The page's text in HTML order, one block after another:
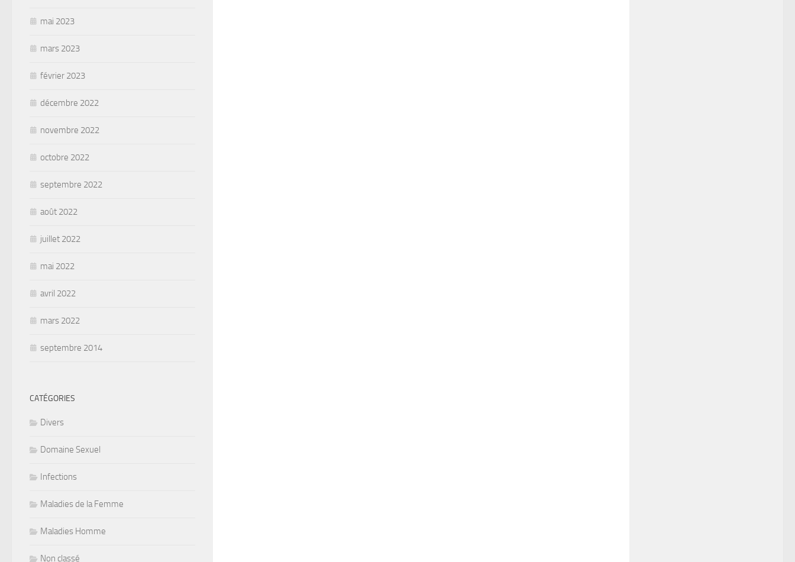
mai 2023
mars 2023
février 2023
décembre 2022
novembre 2022
octobre 2022
septembre 2022
août 2022
juillet 2022
mai 2022
avril 2022
mars 2022
septembre 2014
CATÉGORIES
Divers
Domaine Sexuel
Infections
Maladies de la Femme
Maladies Homme
Non classé